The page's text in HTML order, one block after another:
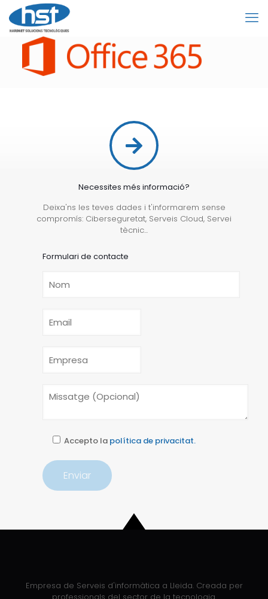
Necessites més informació?
Deixa'ns les teves dades i t'informarem sense
compromís: Ciberseguretat, Serveis Cloud, Servei
tècnic...
Formulari de contacte
Accepto la política de privacitat.
Empresa de Serveis d'informàtica a Lleida. Creada per